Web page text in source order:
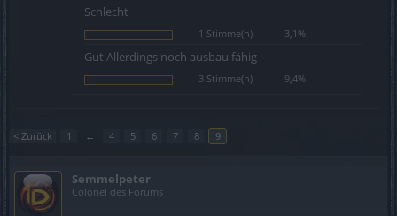
Schlecht
1 Stimme(n) 3,1%
Gut Allerdings noch ausbau fähig
3 Stimme(n) 9,4%
< Zurück 1 ← 4 5 6 7 8 9
Semmelpeter
Colonel des Forums